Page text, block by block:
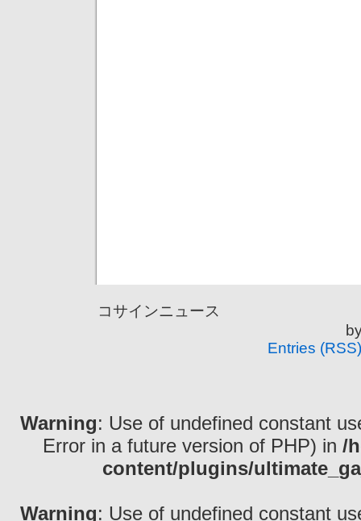
コサインニュー
Entries (RSS)
Warning: Use of undefined constant
Error in a future version of PHP) in /
content/plugins/
Warning: Use of undefined constant